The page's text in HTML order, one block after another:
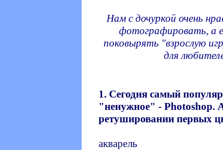
Нам с дочуркой очень
фотографировать, а
поковырять "взрослую
для
1. Сегодня самый
"ненужное" - Photoshop.
ретушировании первых
акварель